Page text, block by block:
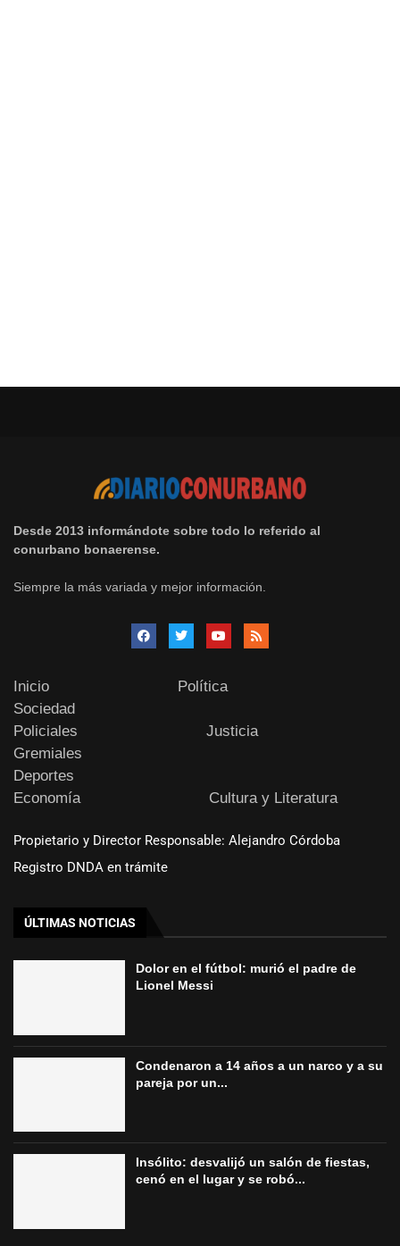
Desde 2013 informándote sobre todo lo referido al
conurbano bonaerense.
Siempre la más variada y mejor información.
Inicio
Política
Sociedad
Policiales
Justicia
Gremiales
Deportes
Economía
Cultura y Literatura
Propietario y Director Responsable: Alejandro Córdoba
Registro DNDA en trámite
ÚLTIMAS NOTICIAS
Dolor en el fútbol: murió el padre de
Lionel Messi
Condenaron a 14 años a un narco y a su
pareja por un...
Insólito: desvalijó un salón de fiestas,
cenó en el lugar y se robó...